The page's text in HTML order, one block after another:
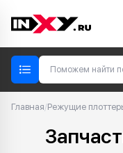
Главная/Режущие